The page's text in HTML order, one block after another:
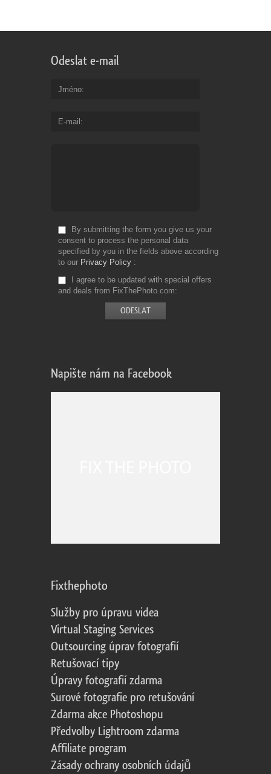
Odeslat e-mail
Jméno
E-mail
By submitting the form you give us your
consent to process the personal data
specified by you in the fields above according
to our Privacy Policy
I agree to be updated with special offers
and deals from FixThePhoto.com
Napište nám na Facebook
Fixthephoto
Služby pro úpravu videa
Virtual Staging Services
Outsourcing úprav fotografií
Retušovací tipy
Úpravy fotografií zdarma
Surové fotografie pro retušování
Zdarma akce Photoshopu
Předvolby Lightroom zdarma
Affiliate program
Zásady ochrany osobních údajů